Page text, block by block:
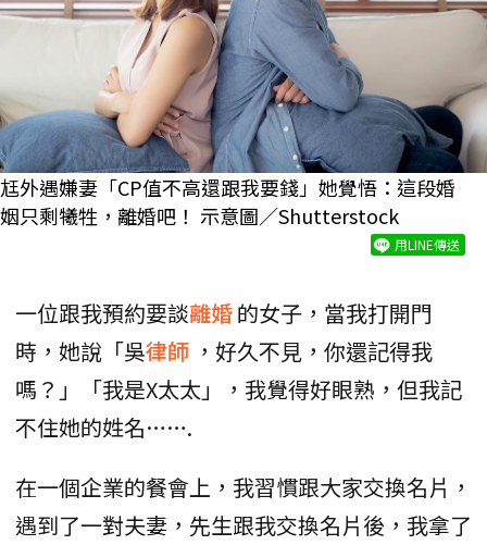
尪外遇嫌妻「CP值不高還跟我要錢」她覺悟：這段婚
姻只剩犧牲，離婚吧！ 示意圖／Shutterstock
用LINE傳送
一位跟我預約要談離婚的女子，當我打開門
時，她說「吳律師 ，好久不見，你還記得我
嗎？」「我是X太太」，我覺得好眼熟，但我記
不住她的姓名…….
在一個企業的餐會上，我習慣跟大家交換名片，
遇到了一對夫妻，先生跟我交換名片後，我拿了